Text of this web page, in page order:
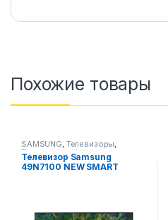
Похожие товары
SAMSUNG, Телевизоры,
Телевизоры, фото-видео и
аудио
Телевизор Samsung
49N7100 NEW SMART